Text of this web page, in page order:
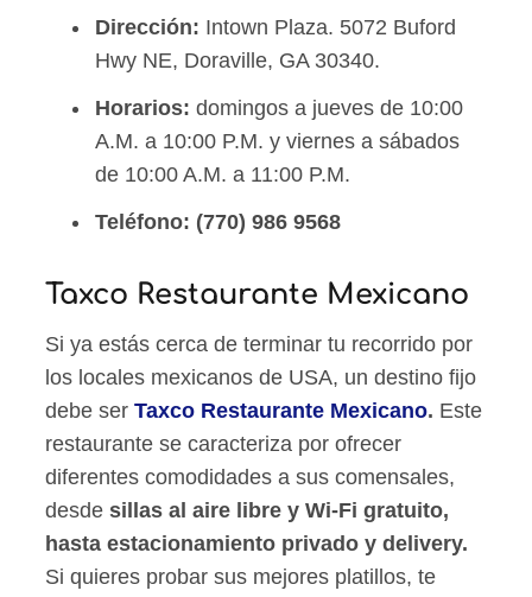
Dirección: Intown Plaza. 5072 Buford
Hwy NE, Doraville, GA 30340.
Horarios:domingos a jueves de 10:00
A.M. a 10:00 P.M. y viernes a sábados
de 10:00 A.M. a 11:00 P.M.
Teléfono: (770) 986 9568
Taxco Restaurante Mexicano
Si ya estás cerca de terminar tu recorrido por
los locales mexicanos de USA, un destino fijo
debe serTaxco Restaurante Mexicano. Este
restaurante se caracteriza por ofrecer
diferentes comodidades a sus comensales,
desde sillas al aire libre y Wi-Fi gratuito,
hasta estacionamiento privado y delivery.
Si quieres probar sus mejores platillos, te